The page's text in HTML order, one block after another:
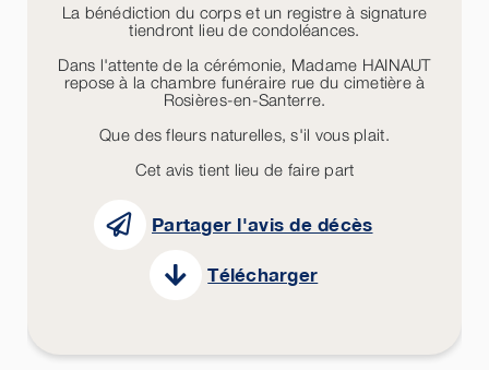
La bénédiction du corps et un registre à signature
tiendront lieu de condoléances.
Dans l'attente de la cérémonie, Madame HAINAUT
repose à la chambre funéraire rue du cimetière à
Rosières-en-Santerre.
Que des fleurs naturelles, s'il vous plait.
Cet avis tient lieu de faire part
Partager l'avis de décès
Télécharger